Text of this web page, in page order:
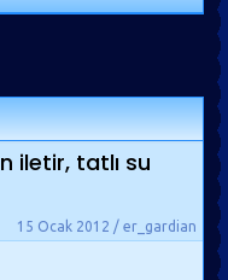
iletir, tatlı su
15 Ocak 2012 / er_gardian